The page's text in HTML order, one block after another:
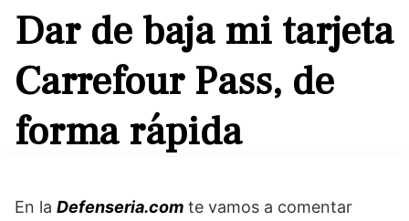
Dar de baja mi tarjeta
Carrefour Pass, de
forma rápida
En la Defenseria.com te vamos a comentar